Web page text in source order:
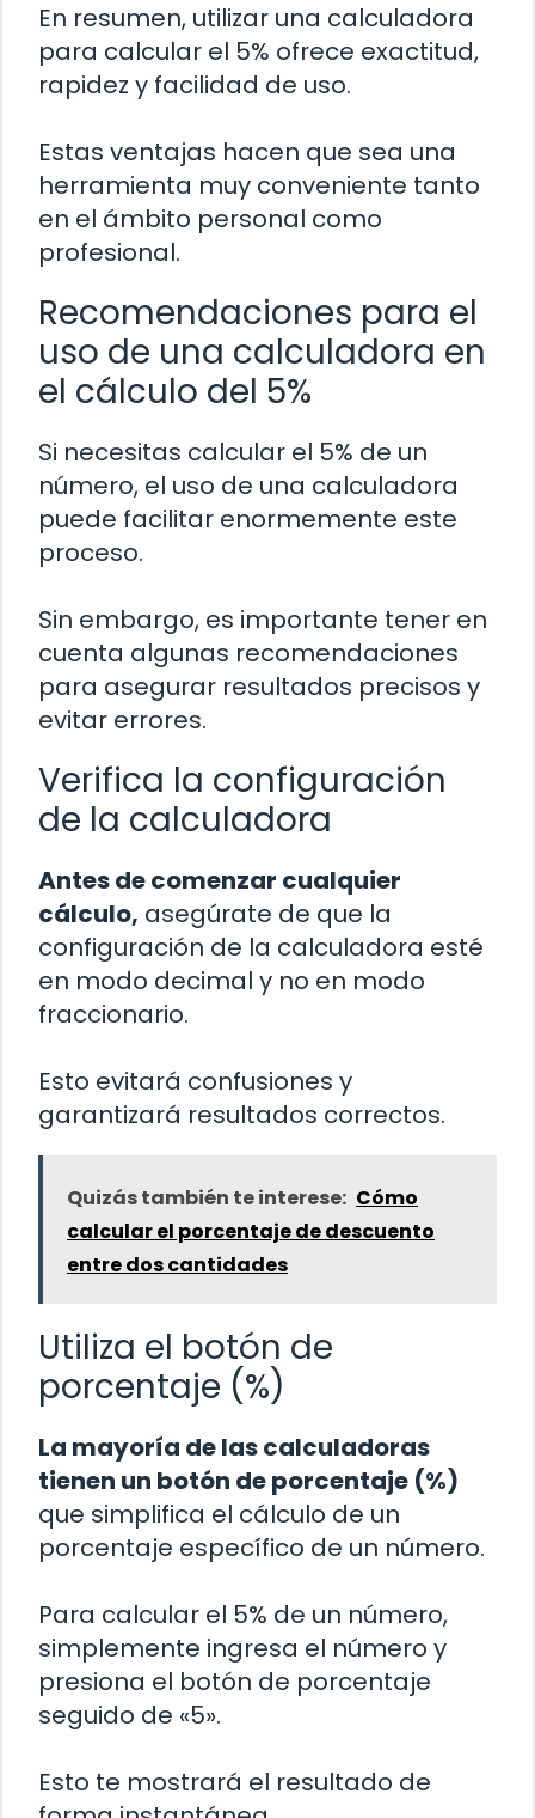
En resumen, utilizar una calculadora
para calcular el 5% ofrece exactitud,
rapidez y facilidad de uso.
Estas ventajas hacen que sea una
herramienta muy conveniente tanto
en el ámbito personal como
profesional.
Recomendaciones para el
uso de una calculadora en
el cálculo del 5%
Si necesitas calcular el 5% de un
número, el uso de una calculadora
puede facilitar enormemente este
proceso.
Sin embargo, es importante tener en
cuenta algunas recomendaciones
para asegurar resultados precisos y
evitar errores.
Verifica la configuración
de la calculadora
Antes de comenzar cualquier
cálculo, asegúrate de que la
configuración de la calculadora esté
en modo decimal y no en modo
fraccionario.
Esto evitará confusiones y
garantizará resultados correctos.
Quizás también te interese: Cómo
calcular el porcentaje de descuento
entre dos cantidades
Utiliza el botón de
porcentaje (%)
La mayoría de las calculadoras
tienen un botón de porcentaje (%)
que simplifica el cálculo de un
porcentaje específico de un número.
Para calcular el 5% de un número,
simplemente ingresa el número y
presiona el botón de porcentaje
seguido de «5».
Esto te mostrará el resultado de